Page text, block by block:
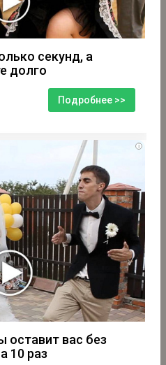
секунд, а
долго
Подробнее >>
i
оставит вас без
10 раз